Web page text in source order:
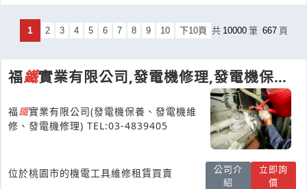
1 2 3 4 5 6 7 8 9 10 下10頁 共 10000 筆 667 頁
福鐵實業有限公司,發電機修理,發電機保養,
發電機維修,柴油引擎維修,柴油引擎修理
福鐵實業有限公司(發電機保養、發電機維
修、發電機修理) TEL:03-4839405
位於桃園市的機電工具維修租賃買賣
公司介
紹
立即詢
價